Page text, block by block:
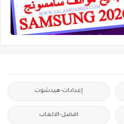
إعدادات-هيدشوت
افضل-الالعاب